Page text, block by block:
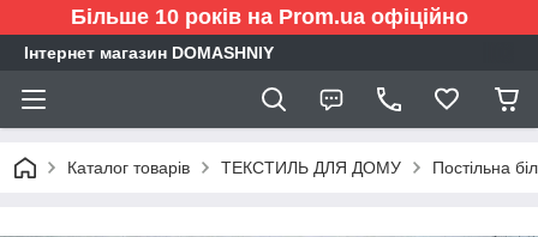
Більше 10 років на Prom.ua офіційно
Інтернет магазин DOMASHNIY
Каталог товарів ТЕКСТИЛЬ ДЛЯ ДОМУ Постільна